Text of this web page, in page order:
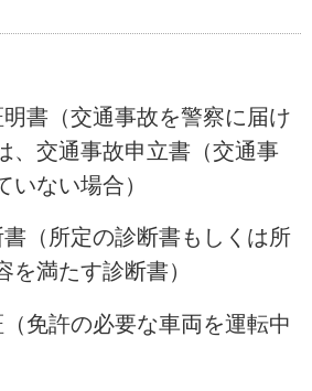
書（交通事故を警察に届け
、交通事故申立書（交通事
いない場合）
（所定の診断書もしくは所
を満たす診断書）
免許の必要な車両を運転中